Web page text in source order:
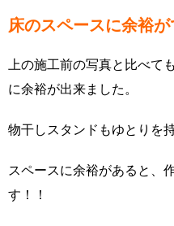
床のスペースに余裕
上の施工前の写真と比べて
に余裕が出来ました。
物干しスタンドもゆとりを
スペースに余裕があると、
す！！